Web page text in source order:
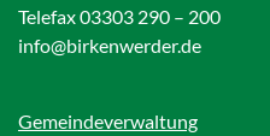
Telefax 03303 290 – 200
info@birkenwerder.de
Gemeindeverwaltung